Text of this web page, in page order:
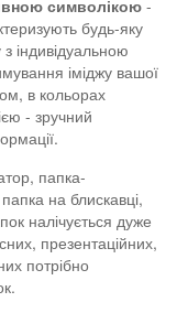
сайтів
символікою -
будь-яку
індивідуальною
іміджу вашої
в кольорах
- зручний
папка-
на блискавці,
налічується дуже
презентаційних,
потрібно